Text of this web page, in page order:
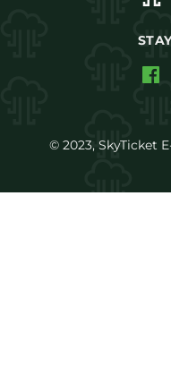
© 2023, SkyTicket